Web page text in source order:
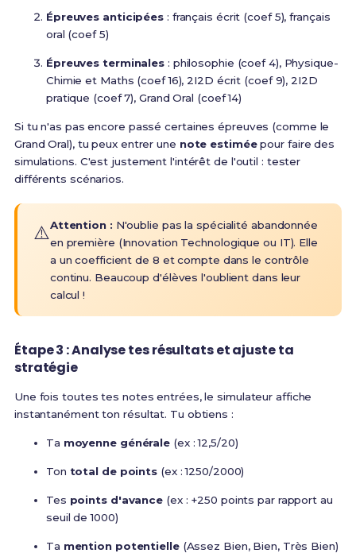
Épreuves anticipées : français écrit (coef 5), français
oral (coef 5)
Épreuves terminales : philosophie (coef 4), Physique-
Chimie et Maths (coef 16), 2I2D écrit (coef 9), 2I2D
pratique (coef 7), Grand Oral (coef 14)
Si tu n'as pas encore passé certaines épreuves (comme le
Grand Oral), tu peux entrer une note estiméepour faire des
simulations. C'est justement l'intérêt de l'outil : tester
différents scénarios.
⚠️Attention : N'oublie pas la spécialité abandonnée
en première (Innovation Technologique ou IT). Elle
a un coefficient de 8 et compte dans le contrôle
continu. Beaucoup d'élèves l'oublient dans leur
calcul !
Étape 3 : Analyse tes résultats et ajuste ta
stratégie
Une fois toutes tes notes entrées, le simulateur affiche
instantanément ton résultat. Tu obtiens :
Ta moyenne générale (ex : 12,5/20)
Ton total de points (ex : 1250/2000)
Tes points d'avance (ex : +250 points par rapport au
seuil de 1000)
Ta mention potentielle(Assez Bien, Bien, Très Bien)